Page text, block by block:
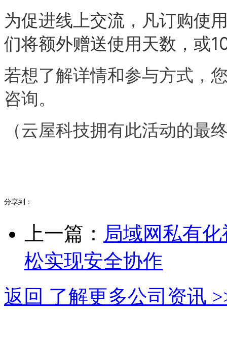
为促进线上交流，凡订购使
们将额外赠送使用天数，或1
若想了解详情和参与方式，
咨询。
（云屋科技拥有此活动的最
分享到：
上一篇： 局域网私有
松实现安全协作
返回 了解更多公司资讯